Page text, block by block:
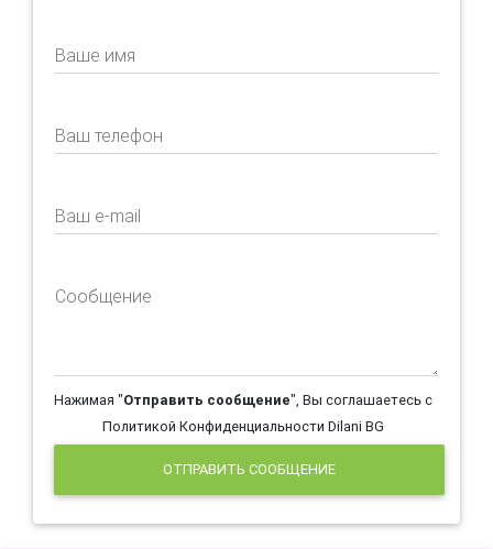
Ваше имя
Ваш телефон
Ваш e-mail
Сообщение
Нажимая "Отправить сообщение", Вы соглашаетесь с
Политикой Конфиденциальности Dilani BG
ОТПРАВИТЬ СООБЩЕНИЕ